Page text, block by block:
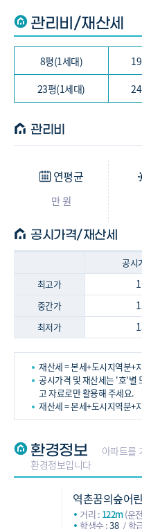
관리비/재산세
8평(1세대)
23평(1세대)
관리비
연평균
만 원
공시가격/재산세
공시
최고가
중간가
최저가
재산세 = 본세+도시지역분+
공시가격 및 재산세는 '호'별
고 자료로만 활용해 주세요.
재산세 = 본세+도시지역분+
환경정보
아파트를
환경정보입니다
역촌꿈의숲어
거리 : 122m(운
학생수 :38 학